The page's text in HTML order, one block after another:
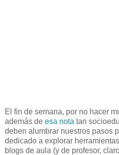
El fin de semana, por no hacer
además de esa nota tan
deben alumbrar nuestros pasos
dedicado a explorar
blogs de aula (y de profesor,